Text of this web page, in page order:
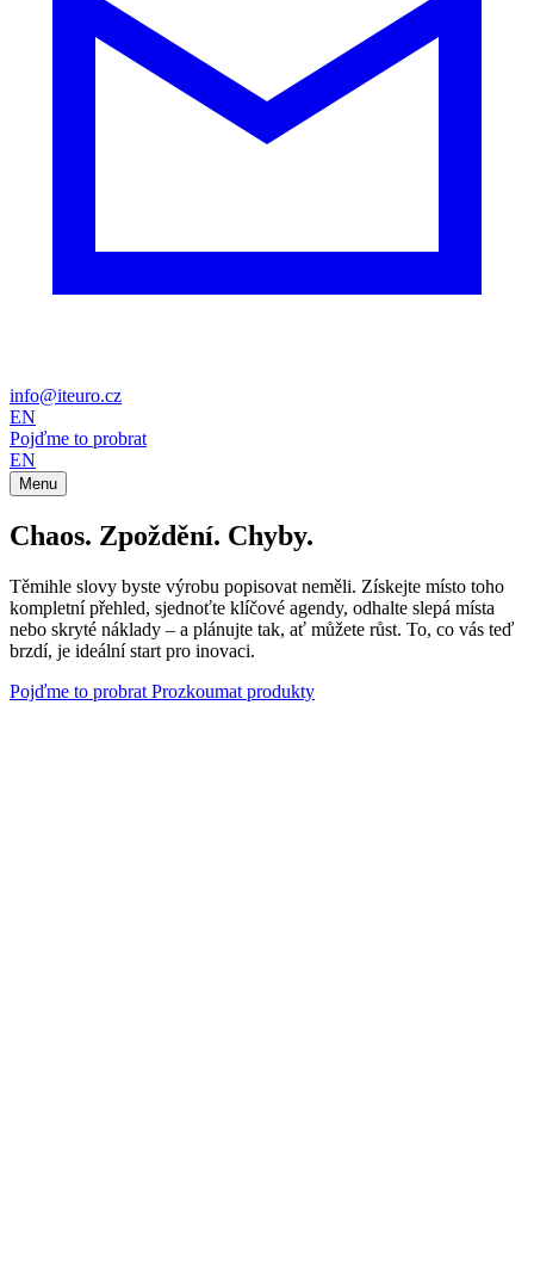
info@iteuro.cz
EN
Pojďme to probrat
EN
Menu
Chaos. Zpoždění. Chyby.
Těmihle slovy byste výrobu popisovat neměli. Získejte místo toho
kompletní přehled, sjednoťte klíčové agendy, odhalte slepá místa
nebo skryté náklady – a plánujte tak, ať můžete růst. To, co vás teď
brzdí, je ideální start pro inovaci.
Pojďme to probrat Prozkoumat produkty